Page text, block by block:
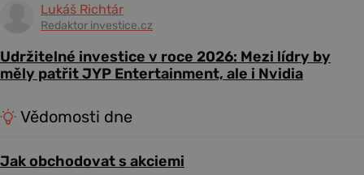
Lukáš Richtár
Redaktor investice.cz
Udržitelné investice v roce 2026: Mezi lídry by
měly patřit JYP Entertainment, ale i Nvidia
Vědomosti dne
Jak obchodovat s akciemi